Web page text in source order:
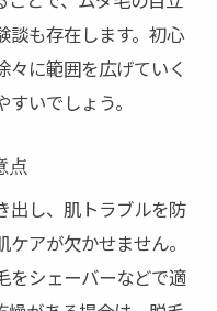
談も存在します。初心
に範囲を広げていく
いでしょう。
点
出し、肌トラブルを防
アが欠かせません。
をシェーバーなどで適